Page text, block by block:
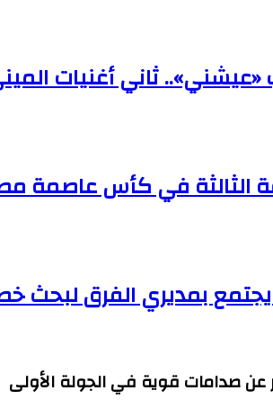
ثاني أغنيات
الثالثة في كأس عاصمة
بمديري الفرق لبحث
صدامات قوية في الجولة الأولى